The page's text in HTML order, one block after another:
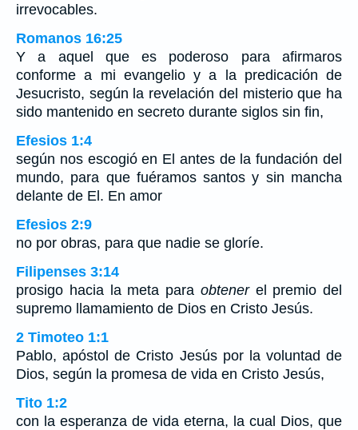
irrevocables.
Romanos 16:25
Y a aquel que es poderoso para afirmaros
conforme a mi evangelio y a la predicación de
Jesucristo, según la revelación del misterio que ha
sido mantenido en secreto durante siglos sin fin,
Efesios 1:4
según nos escogió en El antes de la fundación del
mundo, para que fuéramos santos y sin mancha
delante de El. En amor
Efesios 2:9
no por obras, para que nadie se gloríe.
Filipenses 3:14
prosigo hacia la meta para obtenerel premio del
supremo llamamiento de Dios en Cristo Jesús.
2 Timoteo 1:1
Pablo, apóstol de Cristo Jesús por la voluntad de
Dios, según la promesa de vida en Cristo Jesús,
Tito 1:2
con la esperanza de vida eterna, la cual Dios, que